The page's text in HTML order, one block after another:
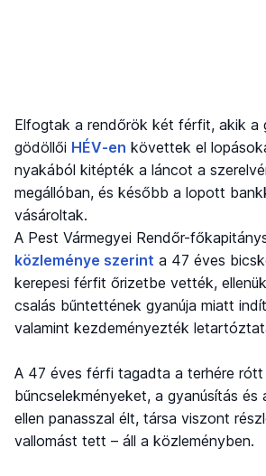
Elfogtak a rendőrök két férfit, akik a
gödöllői HÉV-en követtek el
nyakából kitépték a láncot a
megállóban, és később a lopott
vásároltak.
A Pest Vármegyei Rendőr-
közleménye szerint a 47 éves
kerepesi férfit őrizetbe vették,
csalás bűntettének gyanúja miatt
valamint kezdeményezték
A 47 éves férfi tagadta a terhére rótt
bűncselekményeket, a gyanúsítás
ellen panasszal élt, társa viszont
vallomást tett – áll a közleményben.